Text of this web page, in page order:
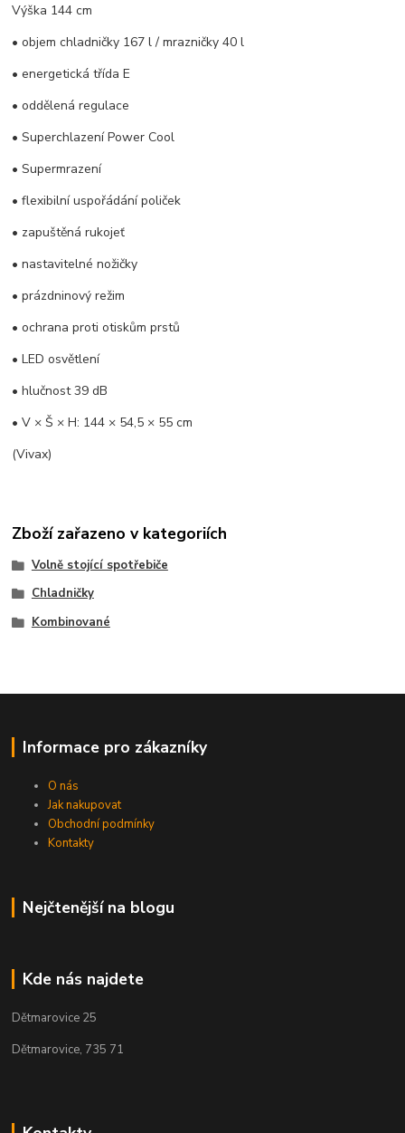
Výška 144 cm
• objem chladničky 167 l / mrazničky 40 l
• energetická třída E
• oddělená regulace
• Superchlazení Power Cool
• Supermrazení
• flexibilní uspořádání poliček
• zapuštěná rukojeť
• nastavitelné nožičky
• prázdninový režim
• ochrana proti otiskům prstů
• LED osvětlení
• hlučnost 39 dB
• V × Š × H: 144 × 54,5 × 55 cm
(Vivax)
Zboží zařazeno v kategoriích
Volně stojící spotřebiče
Chladničky
Kombinované
Informace pro zákazníky
O nás
Jak nakupovat
Obchodní podmínky
Kontakty
Nejčtenější na blogu
Kde nás najdete
Dětmarovice 25
Dětmarovice, 735 71